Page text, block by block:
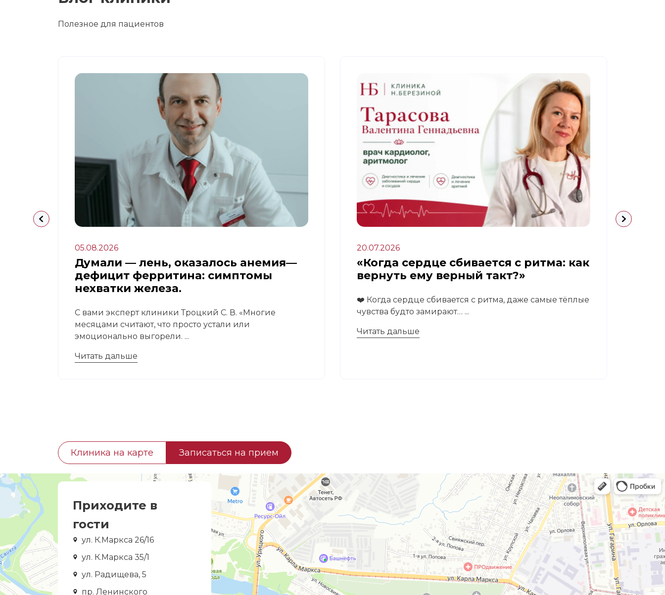
Полезное для пациентов
05.08.2026
Думали — лень, оказалось анемия—
дефицит ферритина: симптомы
нехватки железа.
С вами эксперт клиники Троцкий С. В. «Многие
месяцами считают, что просто устали или
эмоционально выгорели. ...
Читать дальше
20.07.2026
«Когда сердце сбивается с ритма: как
вернуть ему верный такт?»
❤️ Когда сердце сбивается с ритма, даже самые тёплые
чувства будто замирают… ...
Читать дальше
Клиника на карте Записаться на прием
Приходите в
гости
ул. К.Маркса 26/16
ул. К.Маркса 35/1
ул. Радищева, 5
пр. Ленинского